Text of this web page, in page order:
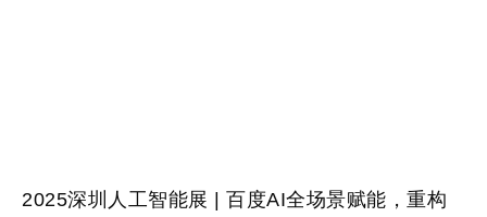
2025深圳人工智能展 | 百度AI全场景赋能，重构